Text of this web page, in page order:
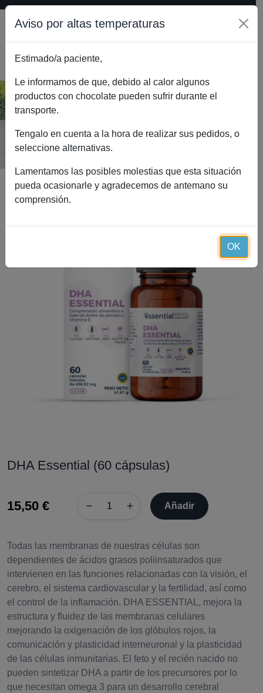
DHA Essential (60 cápsulas)
Inicio Catálogo DHA Essential (60 cápsulas)
DHA Essential (60 cápsulas)
15,50 € − + Añadir
Todas las membranas de nuestras células son
dependientes de ácidos grasos poliinsaturados que
intervienen en las funciones relacionadas con la visión, el
cerebro, el sistema cardiovascular y la fertilidad, así como
el control de la inflamación. DHA ESSENTIAL, mejora la
estructura y fluidez de las membranas celulares
mejorando la oxigenación de los glóbulos rojos, la
comunicación y plasticidad interneuronal y la plasticidad
de las células inmunitarias. El feto y el recién nacido no
pueden sintetizar DHA a partir de los precursores por lo
que necesitan omega 3 para un desarrollo cerebral
Aviso por altas temperaturas
Estimado/a paciente,
Le informamos de que, debido al calor algunos
productos con chocolate pueden sufrir durante el
transporte.
Tengalo en cuenta a la hora de realizar sus pedidos, o
seleccione alternativas.
Lamentamos las posibles molestias que esta situación
pueda ocasionarle y agradecemos de antemano su
comprensión.
OK